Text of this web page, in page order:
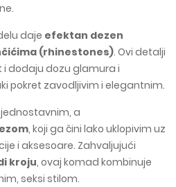
daje efektan dezen
(rhinestones). Ovi detalji
dodaju dozu glamura i
pokret zavodljivim i elegantnim.
a
, koji ga čini lako uklopivim uz
i aksesoare. Zahvaljujući
kroju, ovaj komad kombinuje
seksi stilom.